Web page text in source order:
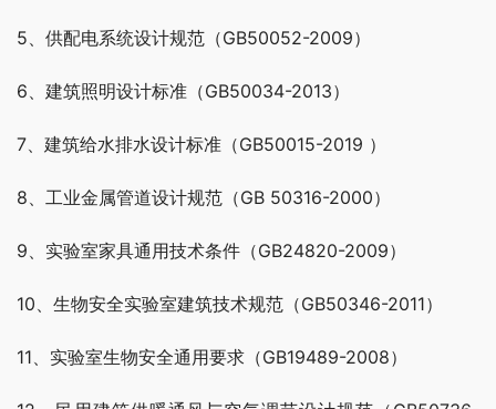
5、供配电系统设计规范（GB50052-2009）
6、建筑照明设计标准（GB50034-2013）
7、建筑给水排水设计标准（GB50015-2019 ）
8、工业金属管道设计规范（GB 50316-2000）
9、实验室家具通用技术条件（GB24820-2009）
10、生物安全实验室建筑技术规范（GB50346-2011）
11、实验室生物安全通用要求（GB19489-2008）